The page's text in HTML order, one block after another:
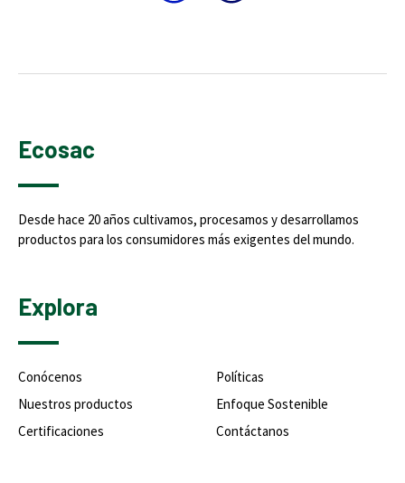
Ecosac
Desde hace 20 años cultivamos, procesamos y desarrollamos
productos para los consumidores más exigentes del mundo.
Explora
Conócenos
Nuestros productos
Certificaciones
Políticas
Enfoque Sostenible
Contáctanos